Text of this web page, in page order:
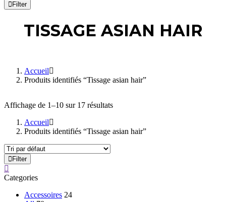
Filter
Affichage de 1–10 sur 17 résultats
Accueil
Produits identifiés “Tissage asian hair”
Filter
TISSAGE ASIAN HAIR
Accueil
Produits identifiés “Tissage asian hair”
Categories
Accessoires 24